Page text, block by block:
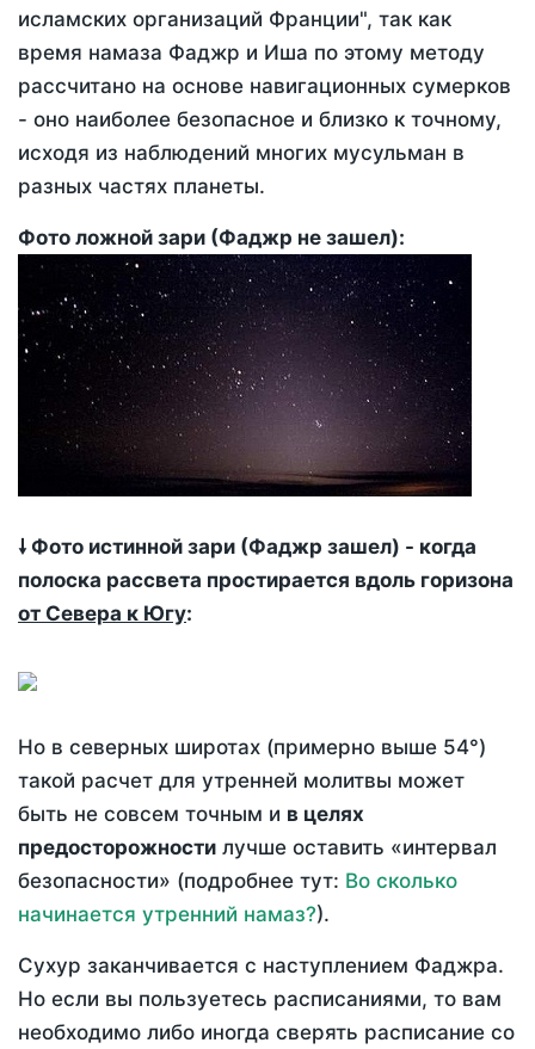
исламских организаций Франции", так как
время намаза Фаджр и Иша по этому методу
рассчитано на основе навигационных сумерков
- оно наиболее безопасное и близко к точному,
исходя из наблюдений многих мусульман в
разных частях планеты.
Фото ложной зари (Фаджр не зашел):
🠗 Фото истинной зари (Фаджр зашел) - когда
полоска рассвета простирается вдоль горизона
от Севера к Югу:
Но в северных широтах (примерно выше 54°)
такой расчет для утренней молитвы может
быть не совсем точным и в целях
предосторожности лучше оставить «интервал
безопасности» (подробнее тут: Во сколько
начинается утренний намаз?).
Сухур заканчивается с наступлением Фаджра.
Но если вы пользуетесь расписаниями, то вам
необходимо либо иногда сверять расписание со